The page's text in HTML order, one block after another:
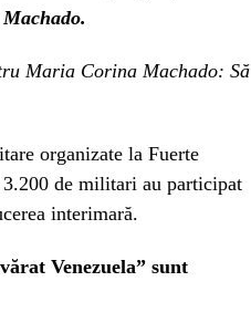
Maria Corina Machado: Să
organizate la Fuerte
de militari au participat
interimară.
Venezuela” sunt